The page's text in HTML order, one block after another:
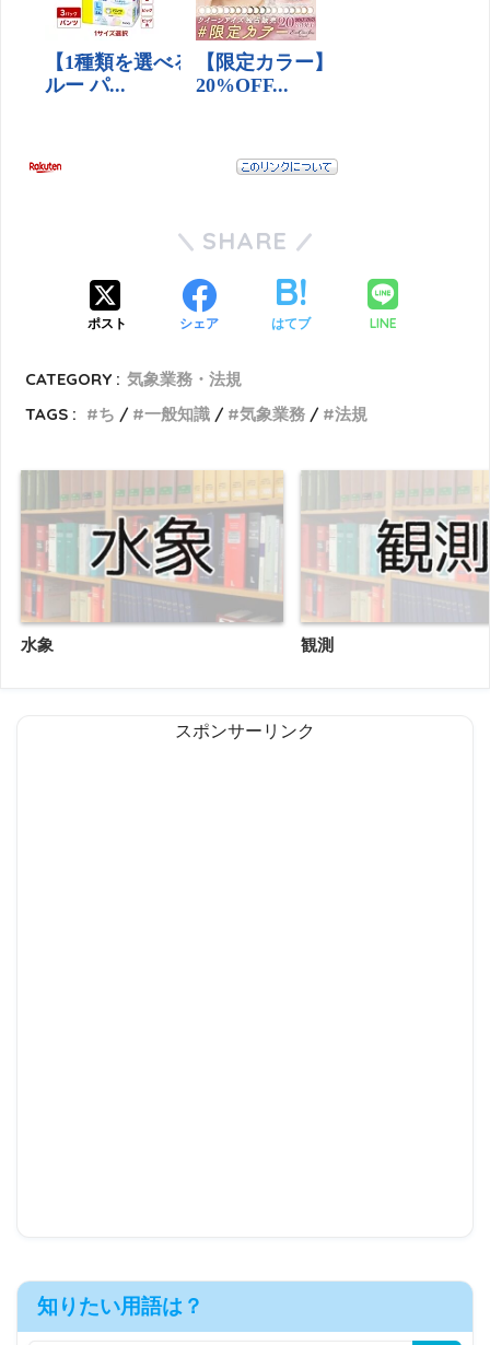
SHARE
ポスト シェア はてブ LINE
CATEGORY : 気象業務・法規
TAGS :
ち 一般知識 気象業務 法規
水象 観測
スポンサーリンク
知りたい用語は？